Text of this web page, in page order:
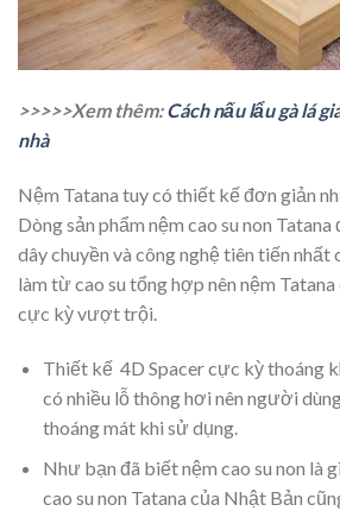
>>>>>Xem thêm:Cách nấu lẩu gà lá
nhà
Nệm Tatana tuy có thiết kế đơn giản
Dòng sản phẩm nệm cao su non
dây chuyền và công nghệ tiên tiến nhất
làm từ cao su tổng hợp nên nệm
cực kỳ vượt trội.
Thiết kế 4D Spacer cực kỳ thoáng
có nhiều lỗ thông hơi nên người
thoáng mát khi sử dụng.
Như bạn đã biết nệm cao su non là
cao su non Tatana của Nhật Bản